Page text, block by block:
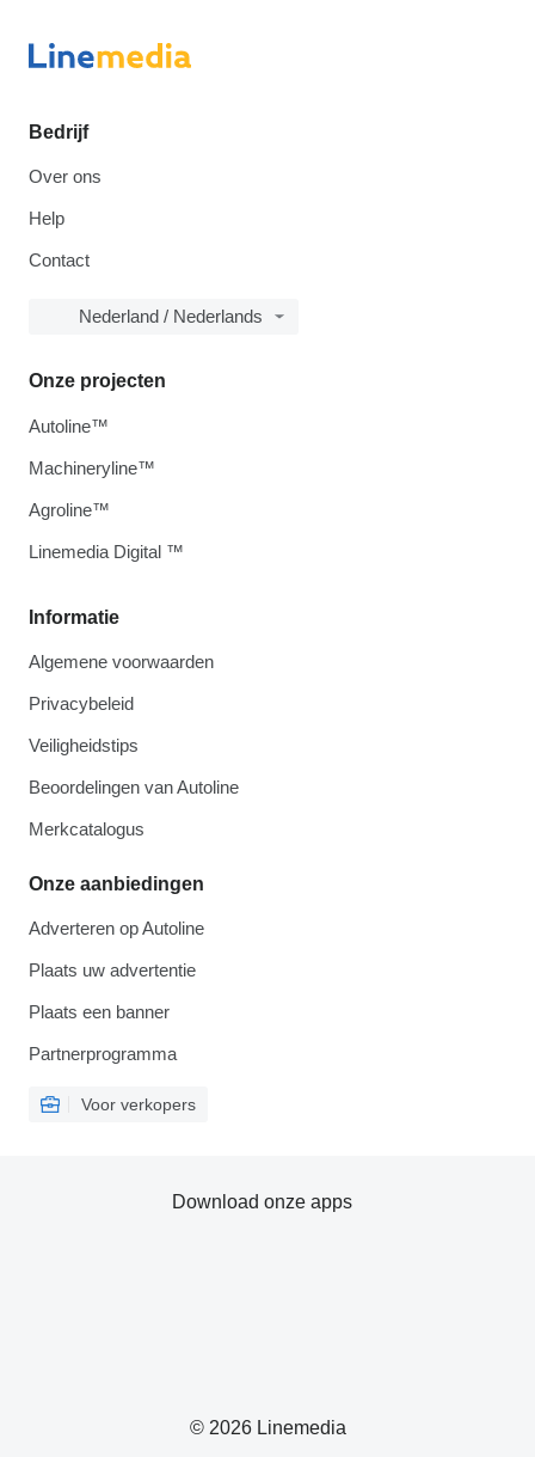
Bedrijf
Over ons
Help
Contact
Nederland / Nederlands
Informatie
Algemene voorwaarden
Privacybeleid
Veiligheidstips
Beoordelingen van Autoline
Merkcatalogus
Onze aanbiedingen
Adverteren op Autoline
Plaats uw advertentie
Plaats een banner
Partnerprogramma
Voor verkopers
Onze projecten
Autoline™
Machineryline™
Agroline™
Linemedia Digital ™
© 2026 Linemedia
Download onze apps